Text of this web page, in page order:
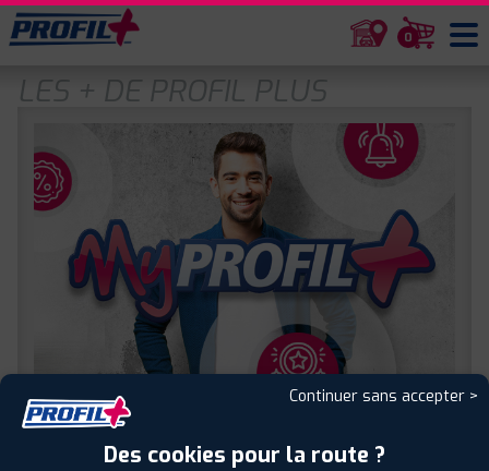
0
LES + DE PROFIL PLUS
MYPROFIL+
Encore plus d'avantages avec le programme fidélité
Continuer sans accepter >
Des cookies pour la route ?